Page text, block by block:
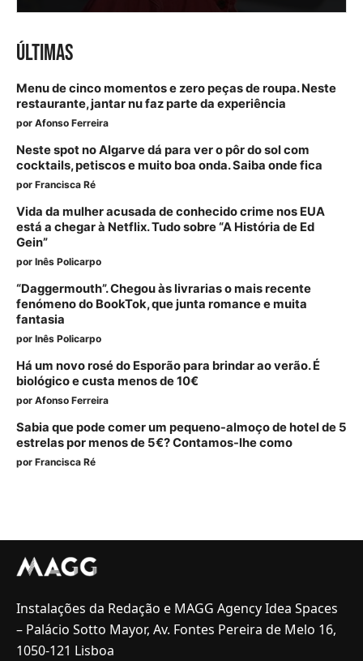
ÚLTIMAS
Menu de cinco momentos e zero peças de roupa. Neste
restaurante, jantar nu faz parte da experiência
por Afonso Ferreira
Neste spot no Algarve dá para ver o pôr do sol com
cocktails, petiscos e muito boa onda. Saiba onde fica
por Francisca Ré
Vida da mulher acusada de conhecido crime nos EUA
está a chegar à Netflix. Tudo sobre “A História de Ed
Gein”
por Inês Policarpo
“Daggermouth”. Chegou às livrarias o mais recente
fenómeno do BookTok, que junta romance e muita
fantasia
por Inês Policarpo
Há um novo rosé do Esporão para brindar ao verão. É
biológico e custa menos de 10€
por Afonso Ferreira
Sabia que pode comer um pequeno-almoço de hotel de 5
estrelas por menos de 5€? Contamos-lhe como
por Francisca Ré
Instalações da Redação e MAGG Agency Idea Spaces
– Palácio Sotto Mayor, Av. Fontes Pereira de Melo 16,
1050-121 Lisboa